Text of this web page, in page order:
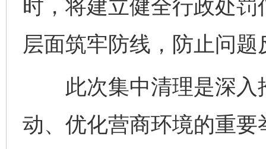
时，将建立健全行政处
层面筑牢防线，防止问题
此次集中清理是深入
动、优化营商环境的重